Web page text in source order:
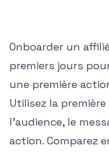
Onboarder un
premiers jours
une première
Utilisez la
l'audience, le
action. Comparez